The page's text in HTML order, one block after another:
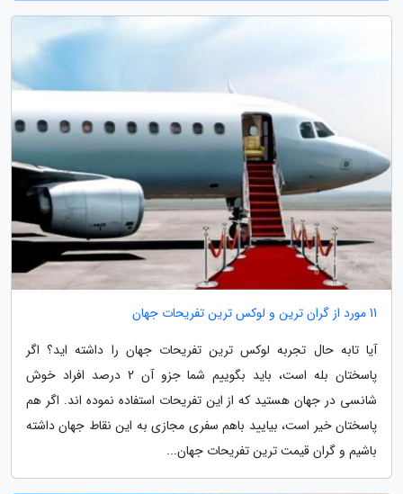
11 مورد از گران ترین و لوکس ترین تفریحات جهان
آیا تابه حال تجربه لوکس ترین تفریحات جهان را داشته اید؟ اگر
پاسختان بله است، باید بگوییم شما جزو آن 2 درصد افراد خوش
شانسی در جهان هستید که از این تفریحات استفاده نموده اند. اگر هم
پاسختان خیر است، بیایید باهم سفری مجازی به این نقاط جهان داشته
باشیم و گران قیمت ترین تفریحات جهان...